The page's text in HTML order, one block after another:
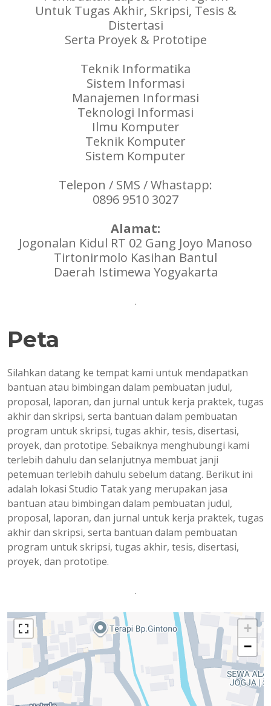
Untuk Tugas Akhir, Skripsi, Tesis &
Distertasi
Serta Proyek & Prototipe
Teknik Informatika
Sistem Informasi
Manajemen Informasi
Teknologi Informasi
Ilmu Komputer
Teknik Komputer
Sistem Komputer
Telepon / SMS / Whastapp:
0896 9510 3027
Alamat:
Jogonalan Kidul RT 02 Gang Joyo Manoso
Tirtonirmolo Kasihan Bantul
Daerah Istimewa Yogyakarta
.
Peta
Silahkan datang ke tempat kami untuk mendapatkan
bantuan atau bimbingan dalam pembuatan judul,
proposal, laporan, dan jurnal untuk kerja praktek, tugas
akhir dan skripsi, serta bantuan dalam pembuatan
program untuk skripsi, tugas akhir, tesis, disertasi,
proyek, dan prototipe. Sebaiknya menghubungi kami
terlebih dahulu dan selanjutnya membuat janji
petemuan terlebih dahulu sebelum datang. Berikut ini
adalah lokasi Studio Tatak yang merupakan jasa
bantuan atau bimbingan dalam pembuatan judul,
proposal, laporan, dan jurnal untuk kerja praktek, tugas
akhir dan skripsi, serta bantuan dalam pembuatan
program untuk skripsi, tugas akhir, tesis, disertasi,
proyek, dan prototipe.
.
+
−